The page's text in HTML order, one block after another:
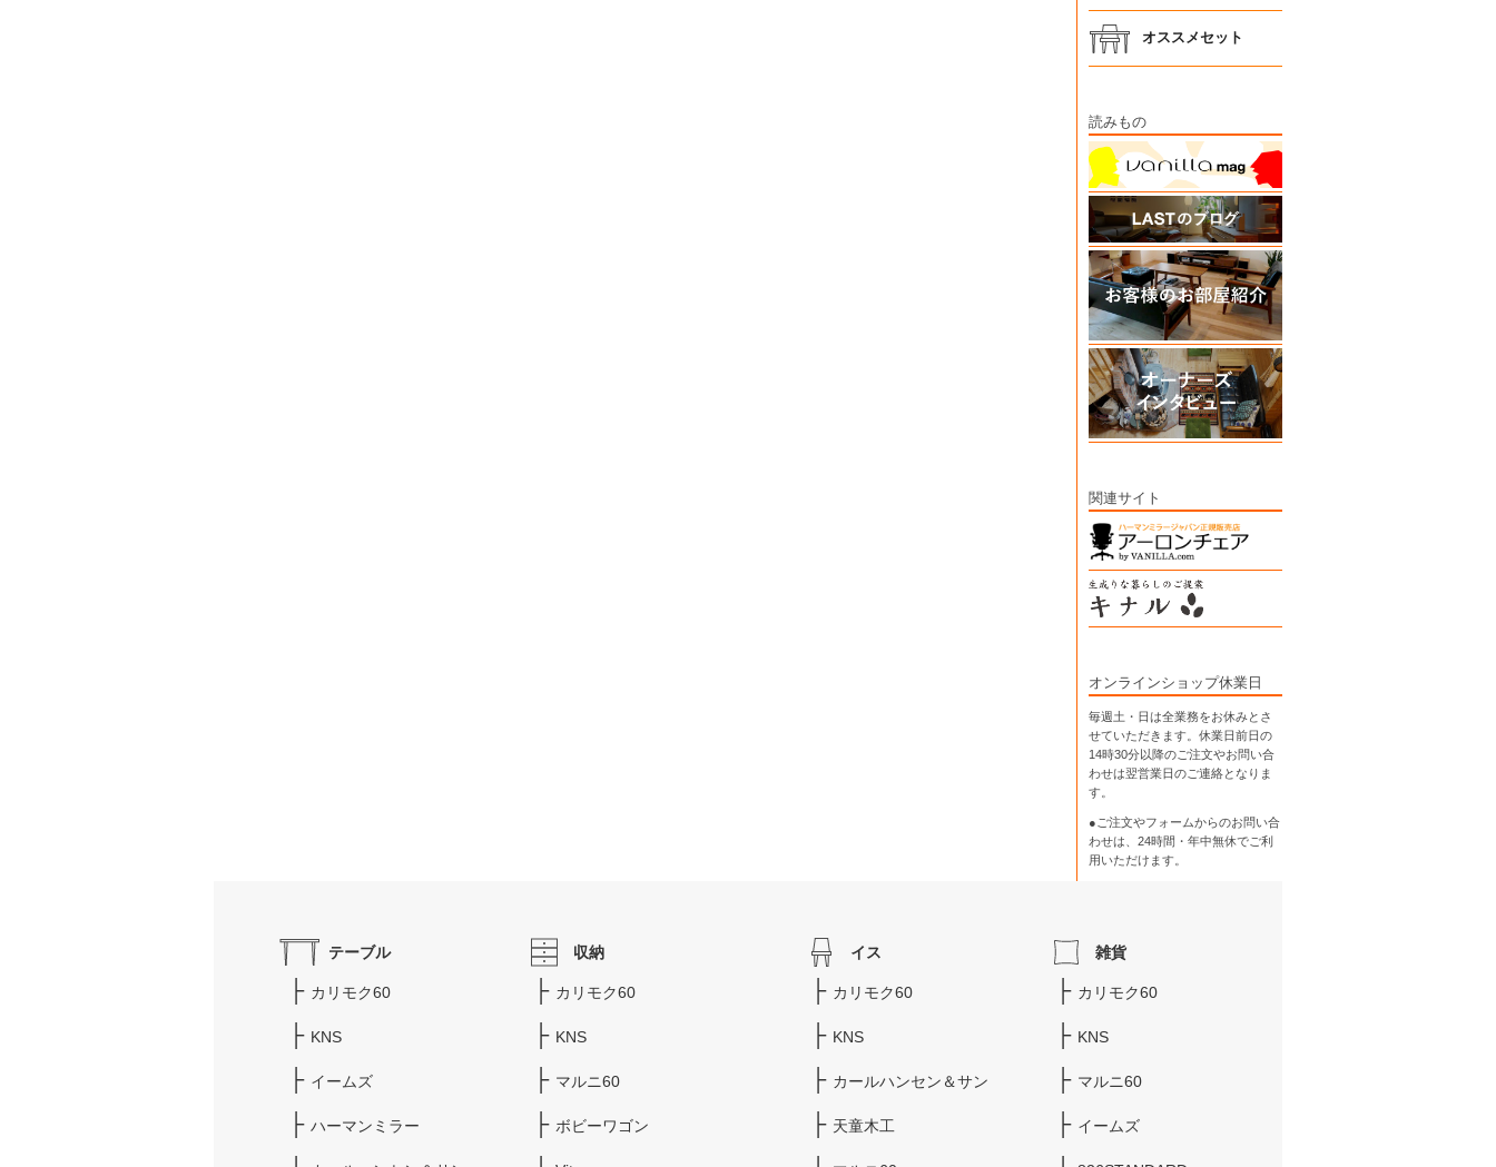
オススメセット
読みもの
関連サイト
オンラインショップ休業日
毎週土・日は全業務をお休みとさ
せていただきます。休業日前日の
14時30分以降のご注文やお問い合
わせは翌営業日のご連絡となりま
す。
●ご注文やフォームからのお問い合
わせは、 24時間・年中無休でご利
用いただけます。
テーブル
カリモク60
KNS
イームズ
ハーマンミラー
収納
カリモク60
KNS
マルニ60
ボビーワゴン
イス
カリモク60
KNS
カールハンセン＆サン
天童木工
雑貨
カリモク60
KNS
マルニ60
イームズ